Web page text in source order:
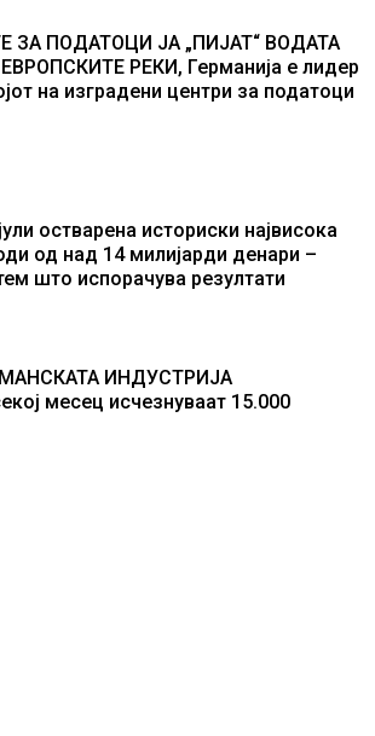
ЗА ПОДАТОЦИ ЈА „ПИЈАТ“ ВОДАТА
РЕКИ, Германија е лидер
на изградени центри за податоци
остварена историски највисока
од над 14 милијарди денари –
што испорачува резултати
ИНДУСТРИЈА
месец исчезнуваат 15.000